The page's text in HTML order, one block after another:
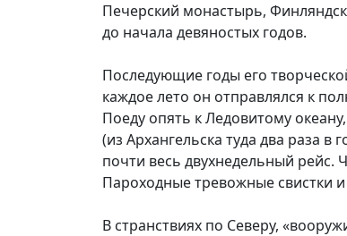
Печерский монастырь,
до начала девяностых годов.
Последующие годы его
каждое лето он отправлялся к
Поеду опять к Ледовитому
(из Архангельска туда два раза
почти весь двухнедельный рейс.
Пароходные тревожные свистки
В странствиях по Северу,